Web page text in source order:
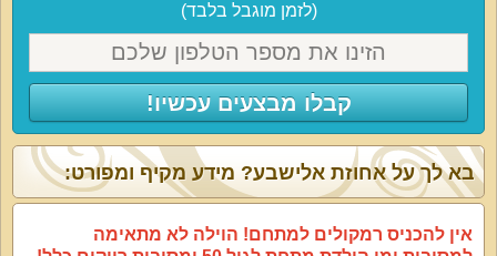
(לזמן מוגבל בלבד)
קבלו מבצעים עכשיו!
בא לך על אחוזת אלישבע? מידע מקיף ומפורט:
אין להכניס רמקולים למתחם! הוילה לא מתאימה